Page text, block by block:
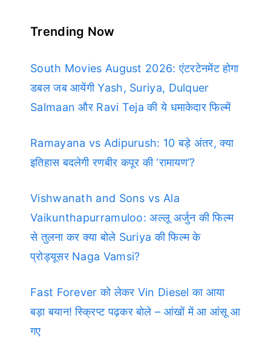
Trending Now
South Movies August 2026: एंटरटेनमेंट होगा
डबल जब आयेंगी Yash, Suriya, Dulquer
Salmaan और Ravi Teja की ये धमाकेदार फिल्में
Ramayana vs Adipurush: 10 बड़े अंतर, क्या
इतिहास बदलेगी रणबीर कपूर की ‘रामायण’?
Vishwanath and Sons vs Ala
Vaikunthapurramuloo: अल्लू अर्जुन की फिल्म
से तुलना कर क्या बोले Suriya की फिल्म के
प्रोड्यूसर Naga Vamsi?
Fast Forever को लेकर Vin Diesel का आया
बड़ा बयान! स्क्रिप्ट पढ़कर बोले – आंखों में आ आंसू आ
गए